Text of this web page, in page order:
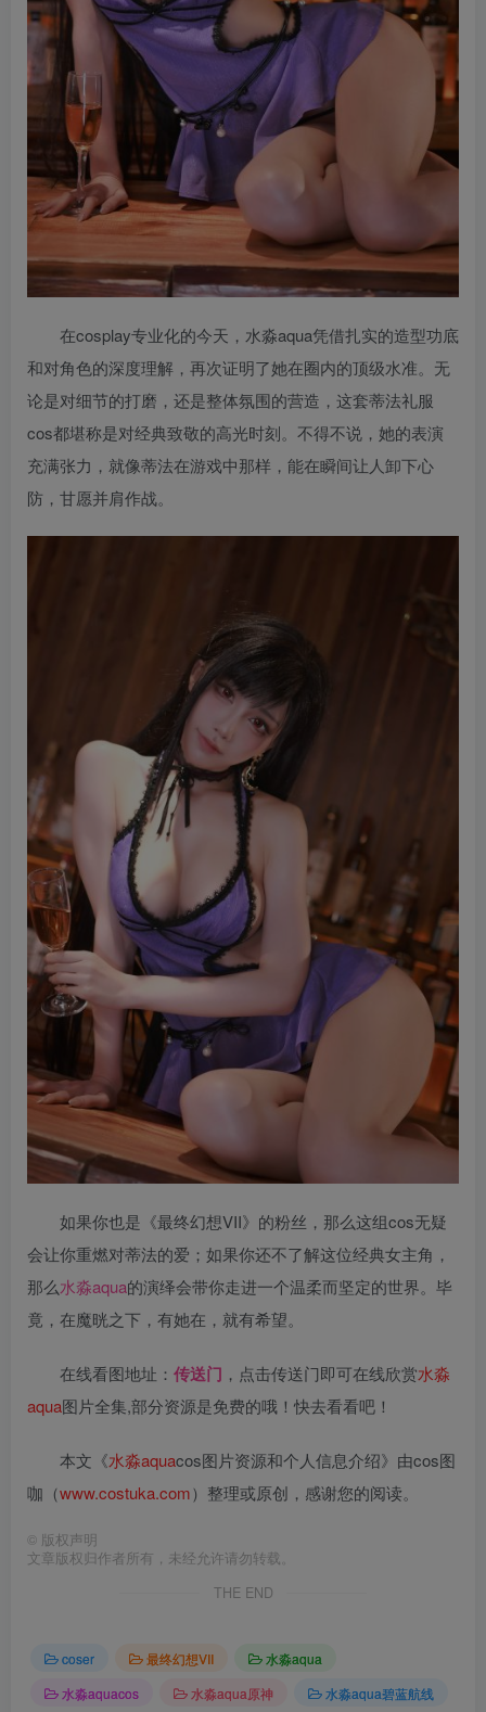
在cosplay专业化的今天，水淼aqua凭借扎实的造型功底
和对角色的深度理解，再次证明了她在圈内的顶级水准。无
论是对细节的打磨，还是整体氛围的营造，这套蒂法礼服
cos都堪称是对经典致敬的高光时刻。不得不说，她的表演
充满张力，就像蒂法在游戏中那样，能在瞬间让人卸下心
防，甘愿并肩作战。
如果你也是《最终幻想VII》的粉丝，那么这组cos无疑
会让你重燃对蒂法的爱；如果你还不了解这位经典女主角，
那么水淼aqua的演绎会带你走进一个温柔而坚定的世界。毕
竟，在魔晄之下，有她在，就有希望。
在线看图地址： 传送门 ，点击传送门即可在线欣赏水淼
aqua图片全集,部分资源是免费的哦！快去看看吧！
本文《水淼aquacos图片资源和个人信息介绍》由cos图
咖（www.costuka.com）整理或原创，感谢您的阅读。
© 版权声明
文章版权归作者所有，未经允许请勿转载。
THE END
coser 最终幻想VII
水淼aqua
水淼aquacos
水淼aqua原神
水淼aqua碧蓝航线